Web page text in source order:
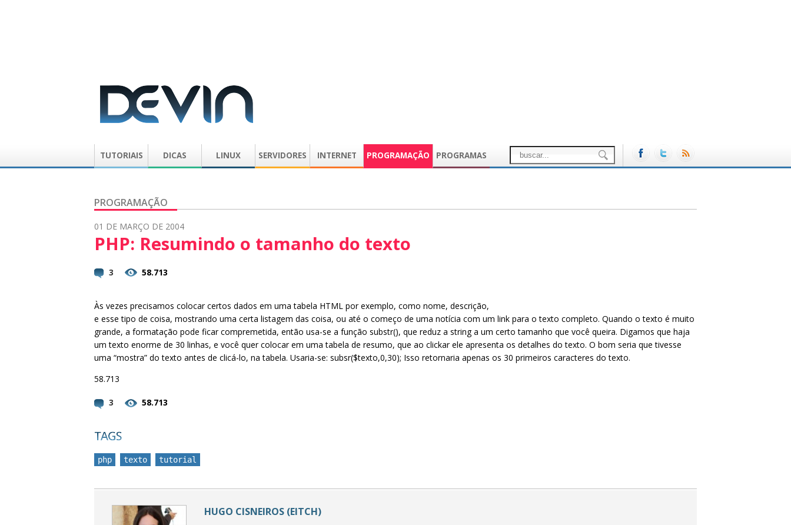
TUTORIAIS DICAS LINUX SERVIDORES INTERNET PROGRAMAÇÃO PROGRAMAS
PROGRAMAÇÃO
01 DE MARÇO DE 2004
PHP: Resumindo o tamanho do texto
3 58.713
Às vezes precisamos colocar certos dados em uma tabela HTML por exemplo, como nome, descrição,
e esse tipo de coisa, mostrando uma certa listagem das coisa, ou até o começo de uma notícia com um link para o texto completo. Quando o texto é muito
grande, a formatação pode ficar compremetida, então usa-se a função substr(), que reduz a string a um certo tamanho que você queira. Digamos que haja
um texto enorme de 30 linhas, e você quer colocar em uma tabela de resumo, que ao clickar ele apresenta os detalhes do texto. O bom seria que tivesse
uma “mostra” do texto antes de clicá-lo, na tabela. Usaria-se: subsr($texto,0,30); Isso retornaria apenas os 30 primeiros caracteres do texto.
58.713
3 58.713
php texto tutorial
HUGO CISNEIROS (EITCH)